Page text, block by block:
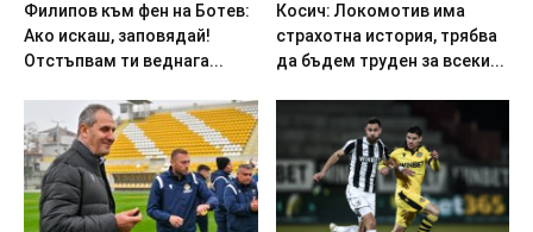
Филипов към фен на Ботев:
Ако искаш, заповядай!
Отстъпвам ти веднага...
Косич: Локомотив има
страхотна история, трябва
да бъдем труден за всеки...